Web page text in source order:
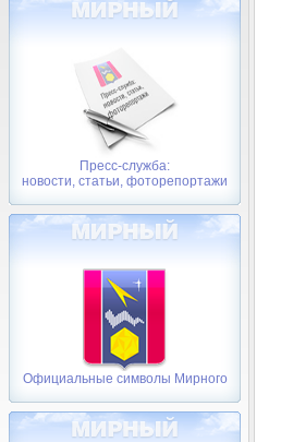
Пресс-служба:
новости, статьи, фоторепортажи
Официальные символы Мирного